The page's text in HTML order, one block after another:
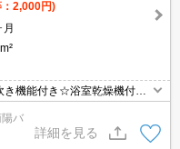
2,000円)
月
機能付き☆浴室乾燥機付き
層ガラス☆期間限定賃料で
陽バ
詳細を見る